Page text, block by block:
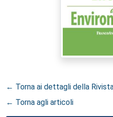
← Torna ai dettagli della
← Torna agli articoli